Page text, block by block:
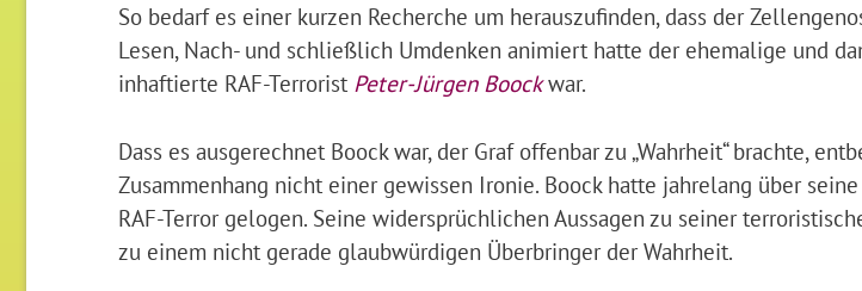
So bedarf es einer kurzen Recherche um herauszufinden, dass der
Lesen, Nach- und schließlich Umdenken animiert hatte der ehemalige und
inhaftierte RAF-Terrorist Peter-Jürgen Boockwar.
Dass es ausgerechnet Boock war, der Graf offenbar zu „Wahrheit“ brachte,
Zusammenhang nicht einer gewissen Ironie. Boock hatte jahrelang über
RAF-Terror gelogen. Seine widersprüchlichen Aussagen zu seiner
zu einem nicht gerade glaubwürdigen Überbringer der Wahrheit.